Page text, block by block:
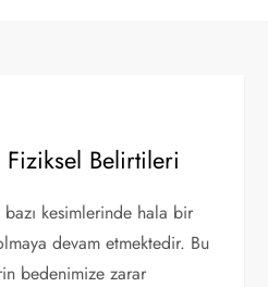
Fiziksel Belirtileri
kesimlerinde hala bir
devam etmektedir. Bu
bedenimize zarar